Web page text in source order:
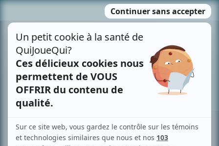
MENU
contenu
Recherche avancée »